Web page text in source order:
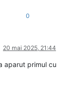
0
20 mai 2025, 21:44
aparut primul cu